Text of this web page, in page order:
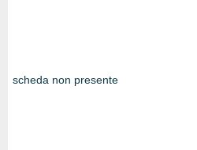
scheda non presente